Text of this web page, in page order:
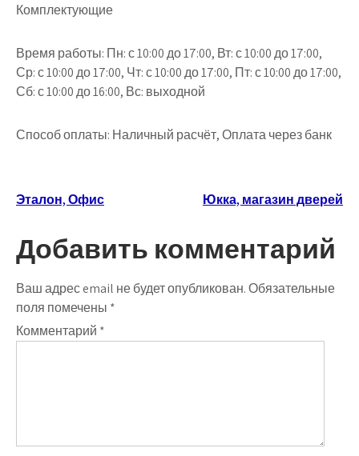
Комплектующие
Время работы: Пн: с 10:00 до 17:00, Вт: с 10:00 до 17:00,
Ср: с 10:00 до 17:00, Чт: с 10:00 до 17:00, Пт: с 10:00 до 17:00,
Сб: с 10:00 до 16:00, Вс: выходной
Способ оплаты: Наличный расчёт, Оплата через банк
Навигация
по
записям
Эталон, Офис Юкка, магазин дверей
Добавить комментарий
Ваш адрес email не будет опубликован.Обязательные
поля помечены *
Комментарий *